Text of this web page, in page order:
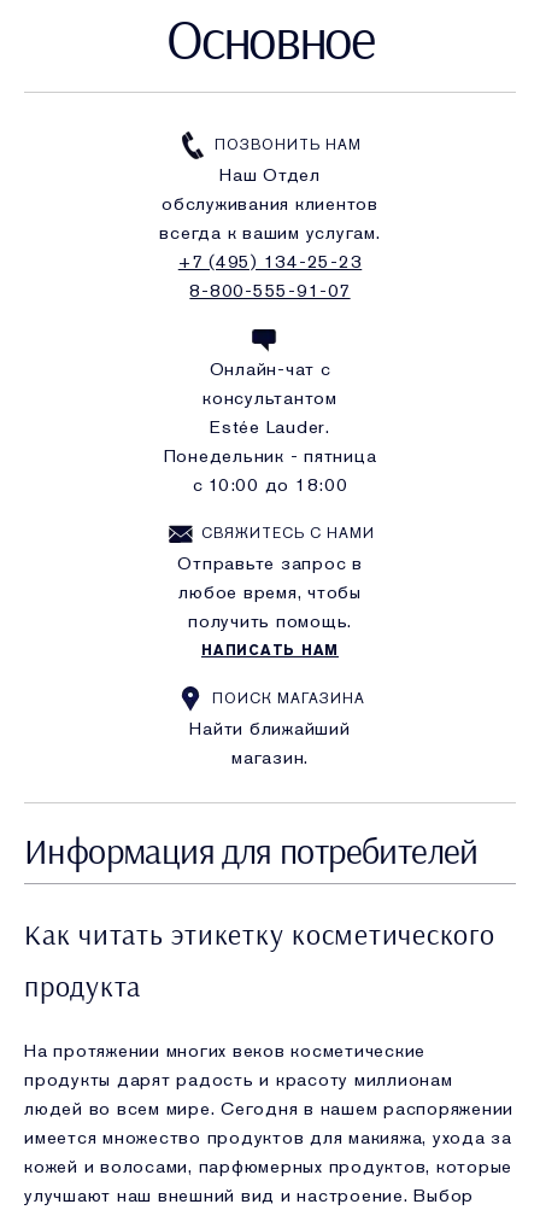
Основное
ПОЗВОНИТЬ НАМ
Наш Отдел
обслуживания клиентов
всегда к вашим услугам.
+7 (495) 134-25-23
8-800-555-91-07
Онлайн-чат с
консультантом
Estée Lauder.
Понедельник - пятница
с 10:00 до 18:00
СВЯЖИТЕСЬ С НАМИ
Отправьте запрос в
любое время, чтобы
получить помощь.
НАПИСАТЬ НАМ
ПОИСК МАГАЗИНА
Найти ближайший
магазин.
Информация для потребителей
Как читать этикетку косметического
продукта
На протяжении многих веков косметические
продукты дарят радость и красоту миллионам
людей во всем мире. Сегодня в нашем распоряжении
имеется множество продуктов для макияжа, ухода за
кожей и волосами, парфюмерных продуктов, которые
улучшают наш внешний вид и настроение. Выбор